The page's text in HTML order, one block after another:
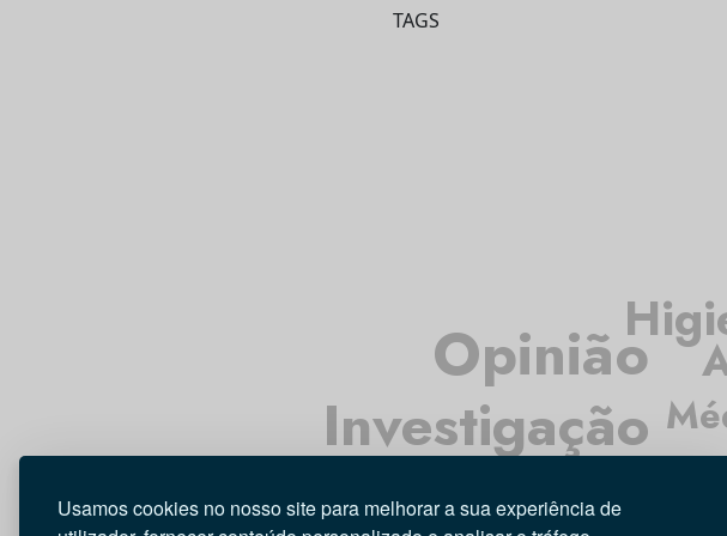
Usamos cookies no nosso site para melhorar a sua experiência de
TAGS
Opinião
Investigação